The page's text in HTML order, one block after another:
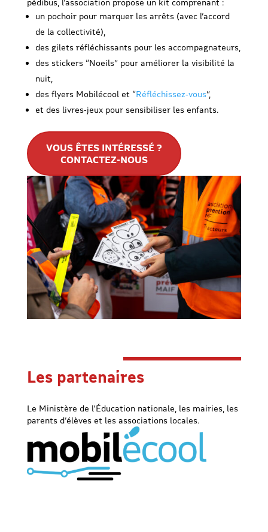
pédibus, l’association propose un kit comprenant :
un pochoir pour marquer les arrêts (avec l’accord
de la collectivité),
des gilets réfléchissants pour les accompagnateurs,
des stickers “Noeils” pour améliorer la visibilité la
nuit,
des flyers Mobilécool et “Réfléchissez‑vous”,
et des livres‑jeux pour sensibiliser les enfants.
VOUS ÊTES INTÉRESSÉ ?
CONTACTEZ-NOUS
Les partenaires
Le Ministère de l’Éducation nationale, les mairies, les
parents d’élèves et les associations locales.